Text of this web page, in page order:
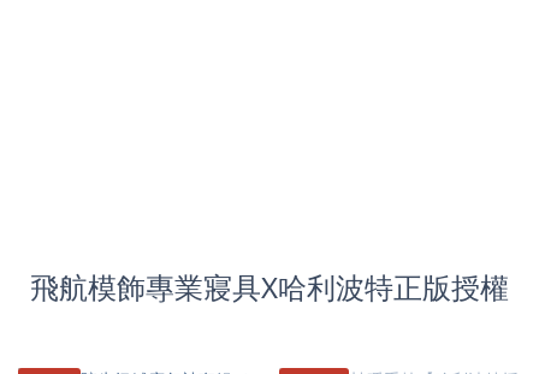
飛航模飾專業寢具X哈利波特正版授權